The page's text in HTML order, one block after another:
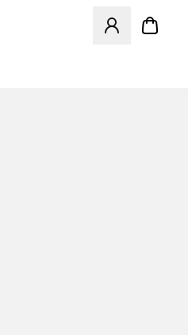
Åbner en